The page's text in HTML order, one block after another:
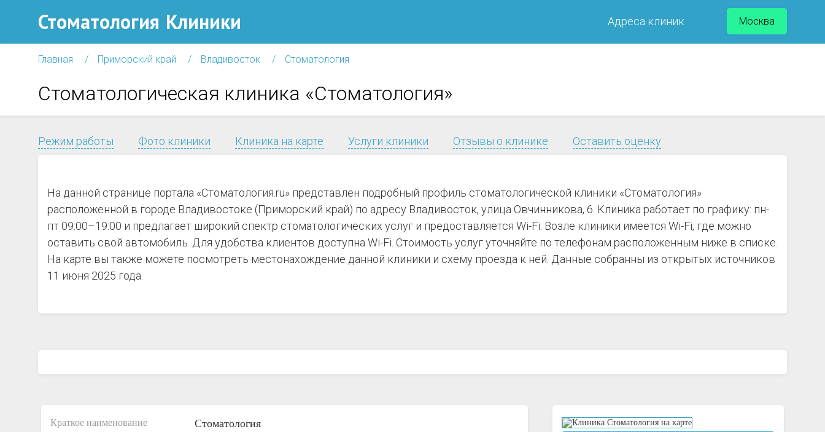
Стоматология Клиники Адреса клиник Москва
Главная Приморский край Владивосток Стоматология
Стоматологическая клиника «Стоматология»
Режим работы Фото клиники Клиника на карте Услуги клиники Отзывы о клинике Оставить оценку
На данной странице портала «Стоматология.ru» представлен подробный профиль стоматологической клиники «Стоматология»
расположенной в городе Владивостоке (Приморский край) по адресу Владивосток, улица Овчинникова, 6. Клиника работает по графику: пн-
пт 09:00–19:00 и предлагает широкий спектр стоматологических услуг и предоставляется Wi-Fi. Возле клиники имеется Wi-Fi, где можно
оставить свой автомобиль. Для удобства клиентов доступна Wi-Fi. Стоимость услуг уточняйте по телефонам расположенным ниже в списке.
На карте вы также можете посмотреть местонахождение данной клиники и схему проезда к ней. Данные собранны из открытых источников
11 июня 2025 года.
Краткое наименование Стоматология